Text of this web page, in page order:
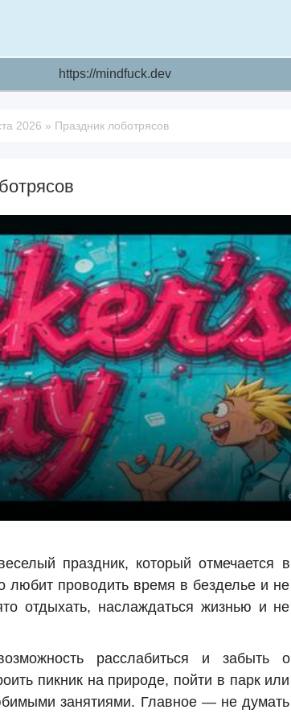
https://mindfuck.dev
2026 » Праздник лоботрясов
праздник, который отмечается в
любит проводить время в безделье и не
отдыхать, наслаждаться жизнью и не
расслабиться и забыть о
пикник на природе, пойти в парк или
занятиями. Главное — не думать